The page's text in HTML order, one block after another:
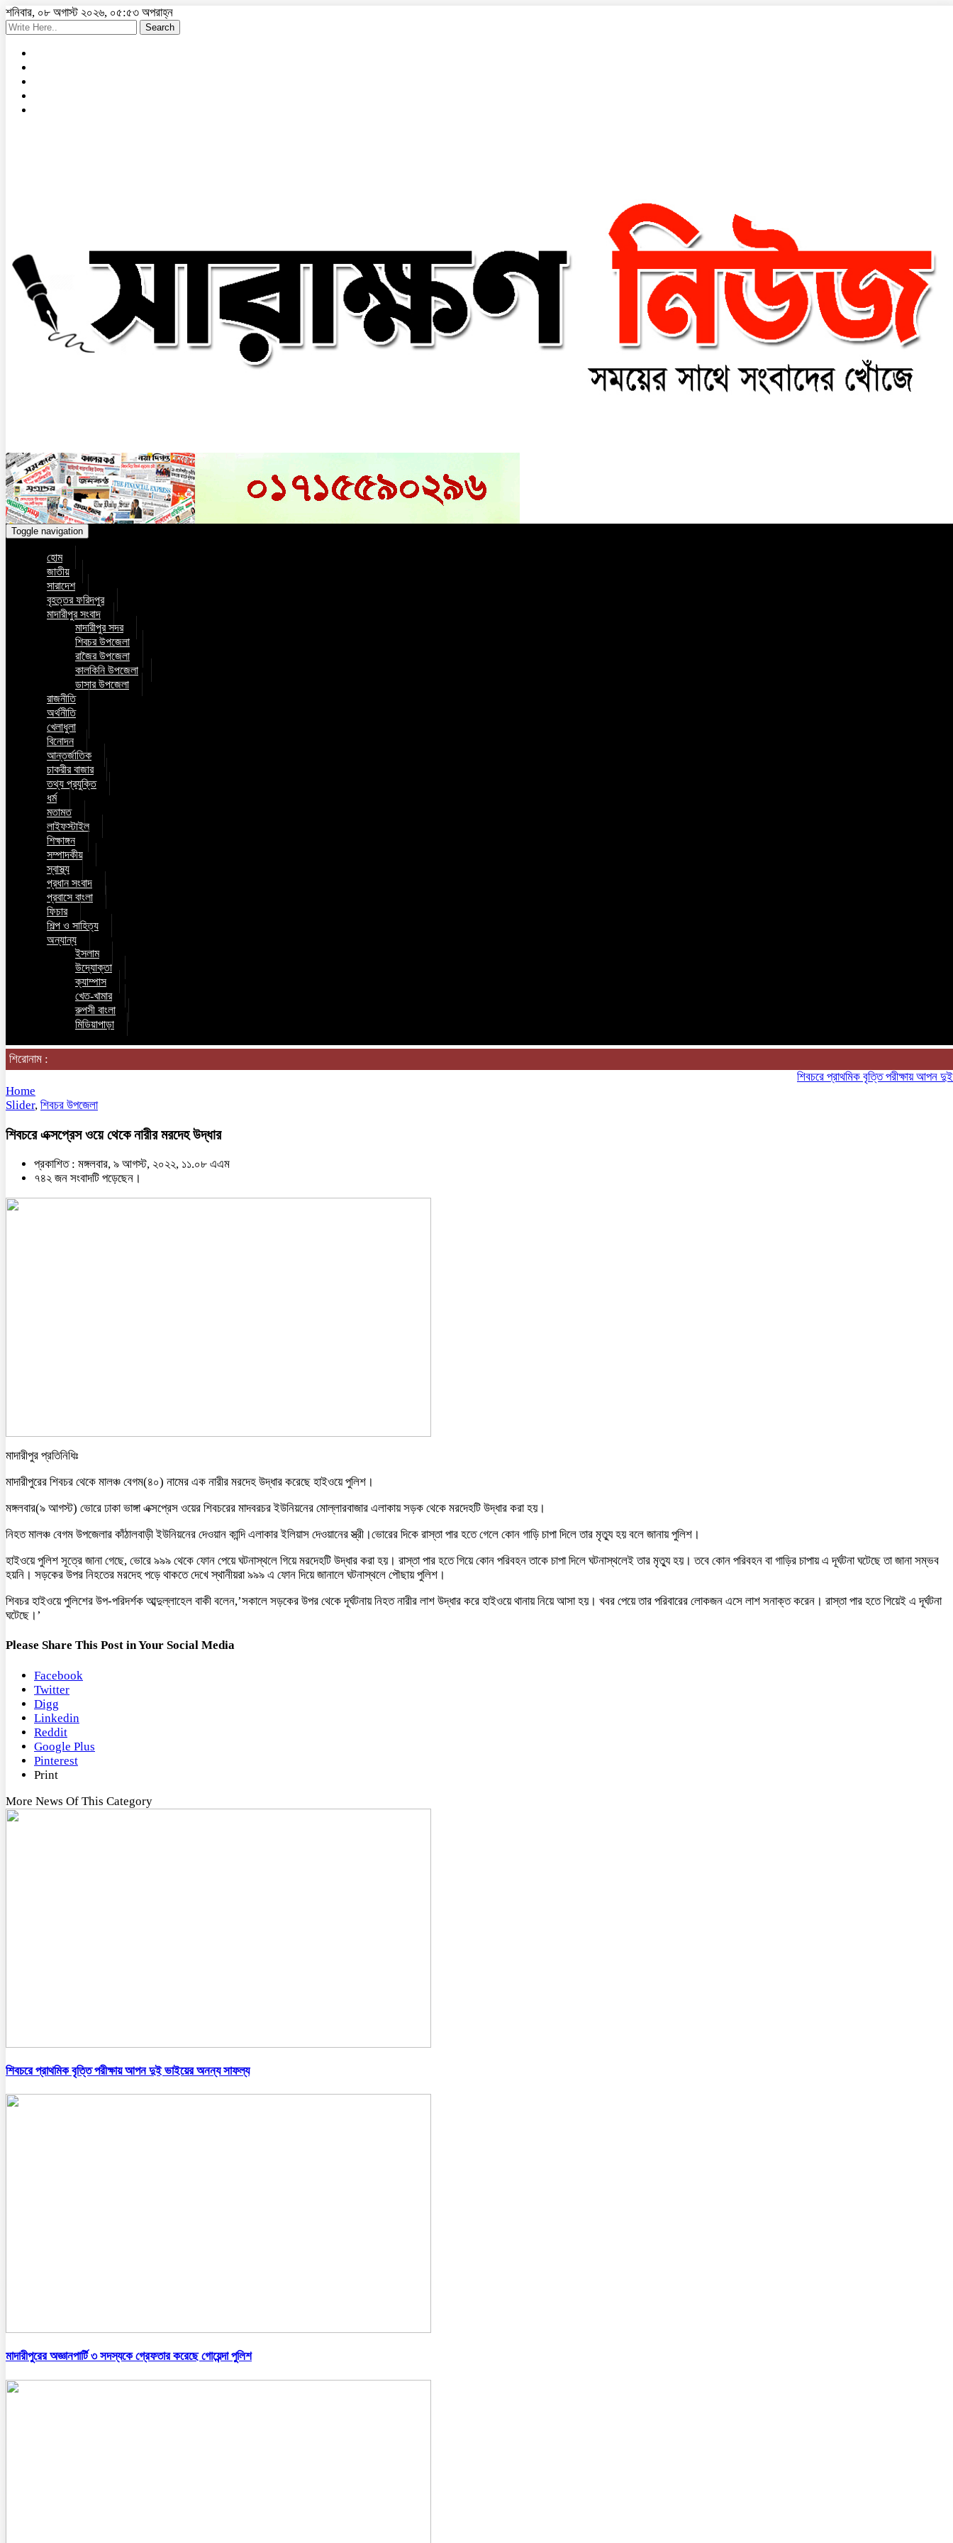
শনিবার, ০৮ অগাস্ট ২০২৬, ০৫:৫৩ অপরাহ্ন
Search
Toggle navigation
হোম
জাতীয়
সারাদেশ
বৃহত্তর ফরিদপুর
মাদারীপুর সংবাদ
মাদারীপুর সদর
শিবচর উপজেলা
রাজৈর উপজেলা
কালকিনি উপজেলা
ডাসার উপজেলা
রাজনীতি
অর্থনীতি
খেলাধুলা
বিনোদন
আন্তর্জাতিক
চাকরীর বাজার
তথ্য প্রযুক্তি
ধর্ম
মতামত
লাইফস্টাইল
শিক্ষাঙ্গন
সম্পাদকীয়
স্বাস্থ্য
প্রধান সংবাদ
প্রবাসে বাংলা
ফিচার
শিল্প ও সাহিত্য
অন্যান্য
ইসলাম
উদ্যোক্তা
ক্যাম্পাস
খেত-খামার
রুপসী বাংলা
মিডিয়াপাড়া
শিরোনাম :
শিবচরে প্রাথমিক বৃত্তি পরীক্ষায় আপন দুই
Home
Slider, শিবচর উপজেলা
শিবচরে এক্সপ্রেস ওয়ে থেকে নারীর মরদেহ উদ্ধার
প্রকাশিত : মঙ্গলবার, ৯ আগস্ট, ২০২২, ১১.০৮ এএম
৭৪২ জন সংবাদটি পড়েছেন।
মাদারীপুর প্রতিনিধিঃ
মাদারীপুরের শিবচর থেকে মালঞ্চ বেগম(৪০) নামের এক নারীর মরদেহ উদ্ধার করেছে হাইওয়ে পুলিশ।
মঙ্গলবার(৯ আগস্ট) ভোরে ঢাকা ভাঙ্গা এক্সপ্রেস ওয়ের শিবচরের মাদবরচর ইউনিয়নের মোল্লারবাজার এলাকায় সড়ক থেকে মরদেহটি উদ্ধার করা হয়।
নিহত মালঞ্চ বেগম উপজেলার কাঁঠালবাড়ী ইউনিয়নের দেওয়ান কান্দি এলাকার ইলিয়াস দেওয়ানের স্ত্রী।ভোরের দিকে রাস্তা পার হতে গেলে কোন গাড়ি চাপা দিলে তার মৃত্যু হয় বলে জানায় পুলিশ।
হাইওয়ে পুলিশ সূত্রে জানা গেছে, ভোরে ৯৯৯ থেকে ফোন পেয়ে ঘটনাস্থলে গিয়ে মরদেহটি উদ্ধার করা হয়। রাস্তা পার হতে গিয়ে কোন পরিবহন তাকে চাপা দিলে ঘটনাস্থলেই তার মৃত্যু হয়। তবে কোন পরিবহন বা গাড়ির চাপায় এ দূর্ঘটনা ঘটেছে তা জানা সম্ভব
হয়নি। সড়কের উপর নিহতের মরদেহ পড়ে থাকতে দেখে স্থানীয়রা ৯৯৯ এ ফোন দিয়ে জানালে ঘটনাস্থলে পৌছায় পুলিশ।
শিবচর হাইওয়ে পুলিশের উপ-পরিদর্শক আব্দুল্লাহেল বাকী বলেন,’সকালে সড়কের উপর থেকে দূর্ঘটনায় নিহত নারীর লাশ উদ্ধার করে হাইওয়ে থানায় নিয়ে আসা হয়। খবর পেয়ে তার পরিবারের লোকজন এসে লাশ সনাক্ত করেন। রাস্তা পার হতে গিয়েই এ দূর্ঘটনা
ঘটেছে।’
Please Share This Post in Your Social Media
Facebook
Twitter
Digg
Linkedin
Reddit
Google Plus
Pinterest
Print
More News Of This Category
শিবচরে প্রাথমিক বৃত্তি পরীক্ষায় আপন দুই ভাইয়ের অনন্য সাফল্য
মাদারীপুরের অজ্ঞানপার্টি ৩ সদস্যকে গ্রেফতার করেছে গোয়েন্দা পুলিশ